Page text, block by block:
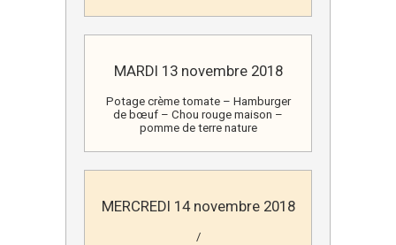
MARDI 13 novembre 2018
Potage crème tomate – Hamburger
de bœuf – Chou rouge maison –
pomme de terre nature
MERCREDI 14 novembre 2018
/